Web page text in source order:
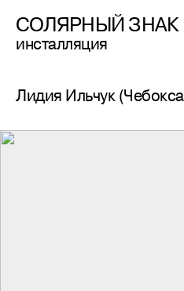
СОЛЯРНЫЙ ЗНАК
инсталляция
Лидия Ильчук